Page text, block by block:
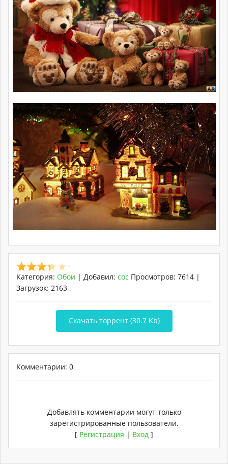
Категория: Обои | Добавил: coc Просмотров: 7614 |
Загрузок: 2163
Скачать торрент (30.7 Kb)
Комментарии: 0
Добавлять комментарии могут только
зарегистрированные пользователи.
[ Регистрация | Вход ]